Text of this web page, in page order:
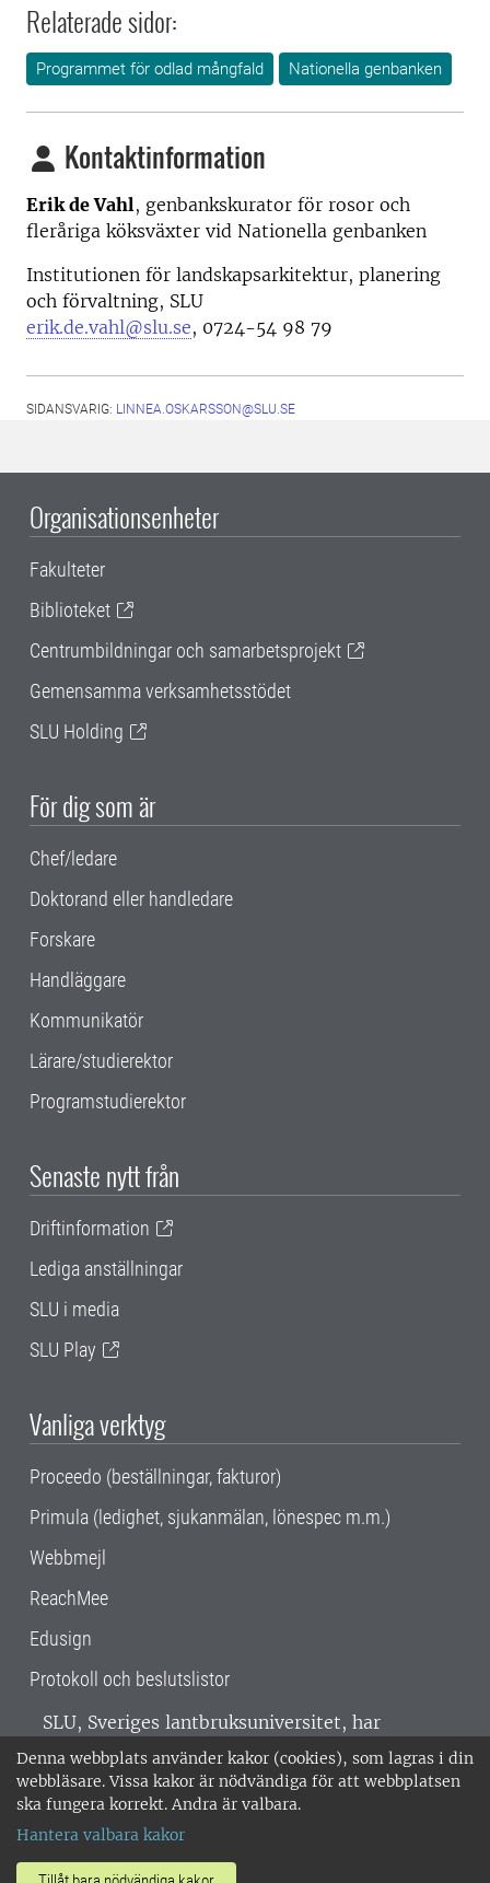
Denna webbplats använder kakor (cookies), som lagras i din
webbläsare. Vissa kakor är nödvändiga för att webbplatsen
ska fungera korrekt. Andra är valbara.
Hantera valbara kakor
Relaterade sidor:
Programmet för odlad mångfald Nationella genbanken
Kontaktinformation
Erik de Vahl, genbankskurator för rosor och
fleråriga köksväxter vid Nationella genbanken
Institutionen för landskapsarkitektur, planering
och förvaltning, SLU
erik.de.vahl@slu.se, 0724-54 98 79
SIDANSVARIG: LINNEA.OSKARSSON@SLU.SE
Organisationsenheter
Fakulteter
Biblioteket
Centrumbildningar och samarbetsprojekt
Gemensamma verksamhetsstödet
SLU Holding
För dig som är
Chef/ledare
Doktorand eller handledare
Forskare
Handläggare
Kommunikatör
Lärare/studierektor
Programstudierektor
Senaste nytt från
Driftinformation
Lediga anställningar
SLU i media
SLU Play
Vanliga verktyg
Proceedo (beställningar, fakturor)
Primula (ledighet, sjukanmälan, lönespec m.m.)
Webbmejl
ReachMee
Edusign
Protokoll och beslutslistor
SLU, Sveriges lantbruksuniversitet, har
verksamhet över hela Sverige. Huvudorter är
Alnarp, Uppsala och Umeå.SLU är
miljöcertifierat enligt ISO 14001. •
018-67 10 00 • Org nr: 202100-2817 •